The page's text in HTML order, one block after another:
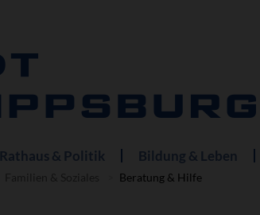
Rathaus & Politik Bildung & Leben
Beratung & Hilfe